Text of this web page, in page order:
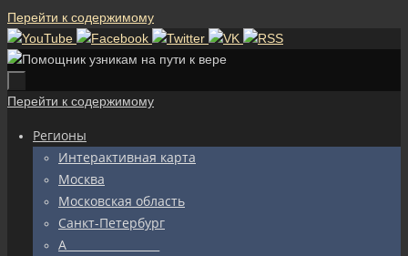
Перейти к содержимому
Перейти к содержимому
Регионы
Интерактивная карта
Москва
Московская область
Санкт-Петербург
А_________________